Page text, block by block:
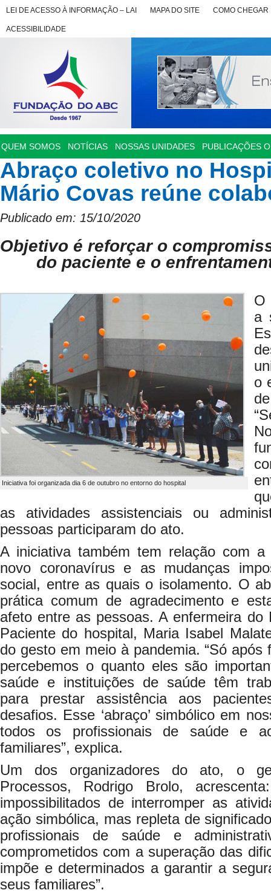
LEI DE ACESSO À INFORMAÇÃO – LAI MAPA DO SITE COMO CHEGAR
ACESSIBILIDADE
QUEM SOMOS NOTÍCIAS NOSSAS UNIDADES PUBLICAÇÕES
Abraço coletivo no
Mário Covas reúne
Publicado em: 15/10/2020
Objetivo é reforçar o
do paciente e o
Iniciativa foi organizada dia 6 de outubro no entorno do hospital
O
a
o
as atividades assistenciais ou
pessoas participaram do ato.
A iniciativa também tem relação com a
novo coronavírus e as mudanças
social, entre as quais o isolamento. O
prática comum de agradecimento e
afeto entre as pessoas. A enfermeira do
Paciente do hospital, Maria Isabel
do gesto em meio à pandemia. “Só
percebemos o quanto eles são
saúde e instituições de saúde têm
para prestar assistência aos
desafios. Esse ‘abraço’ simbólico em
todos os profissionais de saúde e
familiares”, explica.
Um dos organizadores do ato, o
Processos, Rodrigo Brolo,
impossibilitados de interromper as
ação simbólica, mas repleta de
profissionais de saúde e
comprometidos com a superação das
impõe e determinados a garantir a
seus familiares”.